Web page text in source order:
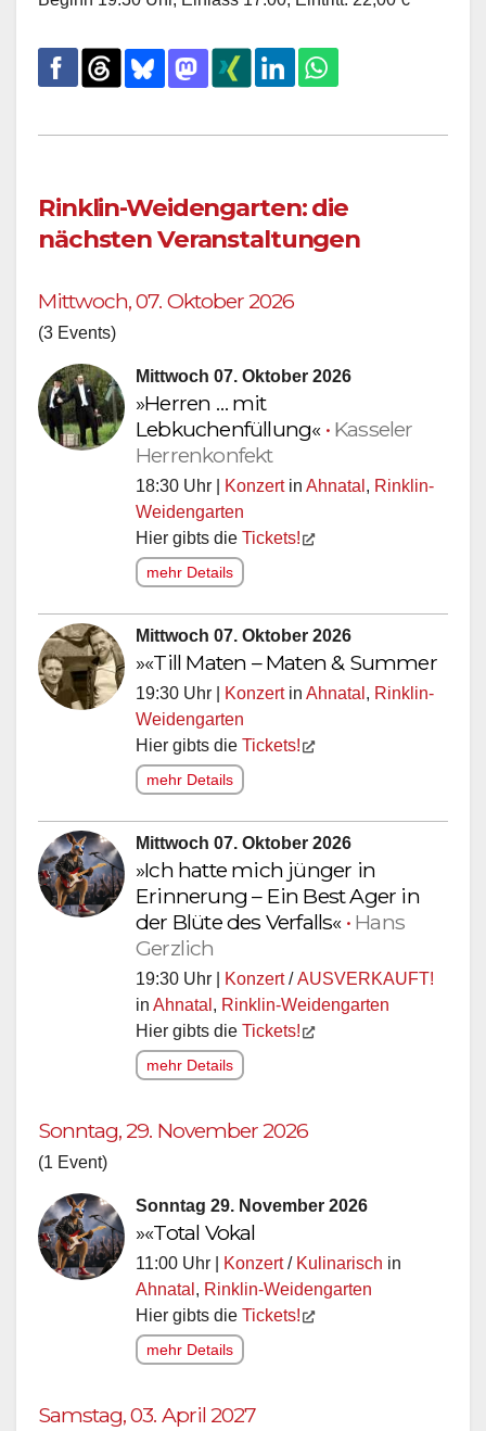
Rinklin-Weidengarten: die
nächsten Veranstaltungen
Mittwoch, 07. Oktober 2026
(3 Events)
Mittwoch 07. Oktober 2026
»Herren … mit
Lebkuchenfüllung« • Kasseler
Herrenkonfekt
18:30 Uhr | Konzertin Ahnatal , Rinklin-
Weidengarten
Hier gibts die Tickets!
mehr Details
Mittwoch 07. Oktober 2026
»«Till Maten – Maten & Summer
19:30 Uhr | Konzertin Ahnatal , Rinklin-
Weidengarten
Hier gibts die Tickets!
mehr Details
Mittwoch 07. Oktober 2026
»Ich hatte mich jünger in
Erinnerung – Ein Best Ager in
der Blüte des Verfalls« • Hans
Gerzlich
19:30 Uhr | Konzert/AUSVERKAUFT!
in Ahnatal , Rinklin-Weidengarten
Hier gibts die Tickets!
mehr Details
Sonntag, 29. November 2026
(1 Event)
Sonntag 29. November 2026
»«Total Vokal
11:00 Uhr | Konzert/ Kulinarisch in
Ahnatal , Rinklin-Weidengarten
Hier gibts die Tickets!
mehr Details
Samstag, 03. April 2027